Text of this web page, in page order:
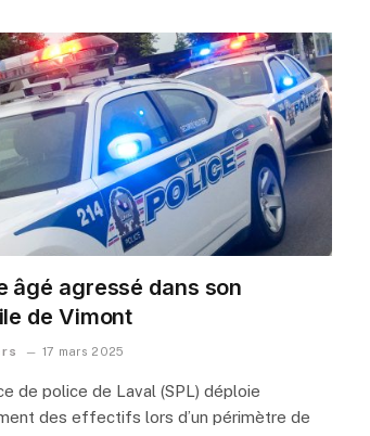
âgé agressé dans son
de Vimont
17 mars 2025
de police de Laval (SPL) déploie
des effectifs lors d’un périmètre de